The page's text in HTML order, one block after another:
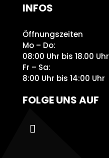
INFOS
Öffnungszeiten
Mo – Do:
08:00 Uhr bis 18.00 Uhr
Fr – Sa:
8:00 Uhr bis 14:00 Uhr
FOLGE UNS AUF